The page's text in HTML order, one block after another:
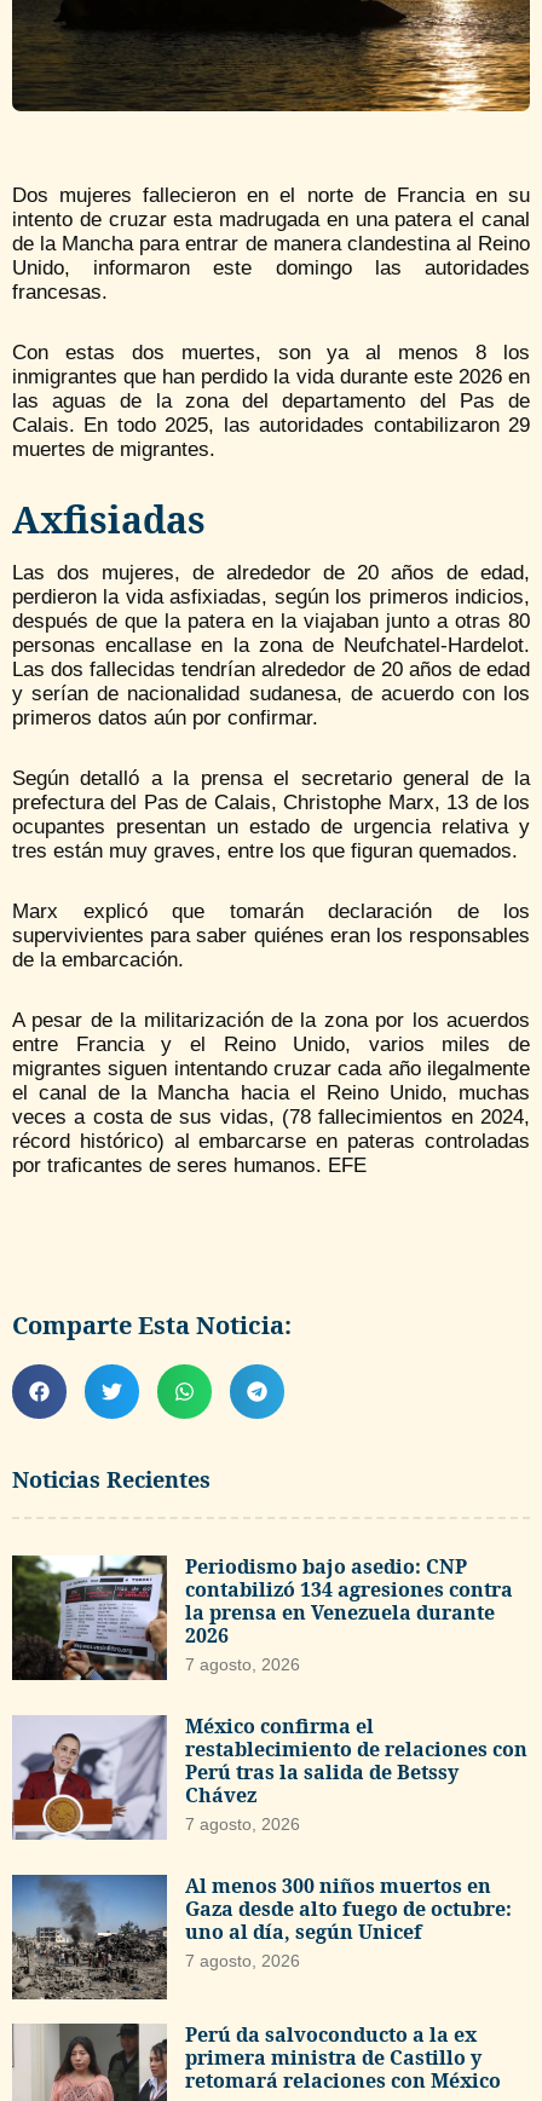
Noticias Recientes
Periodismo bajo asedio: CNP
contabilizó 134 agresiones contra
la prensa en Venezuela durante
2026
7 agosto, 2026
México confirma el
restablecimiento de relaciones con
Perú tras la salida de Betssy
Chávez
7 agosto, 2026
Al menos 300 niños muertos en
Gaza desde alto fuego de octubre:
uno al día, según Unicef
7 agosto, 2026
Perú da salvoconducto a la ex
primera ministra de Castillo y
retomará relaciones con México
Dos mujeres fallecieron en el norte de Francia en su
intento de cruzar esta madrugada en una patera el canal
de la Mancha para entrar de manera clandestina al Reino
Unido, informaron este domingo las autoridades
francesas.
Con estas dos muertes, son ya al menos 8 los
inmigrantes que han perdido la vida durante este 2026 en
las aguas de la zona del departamento del Pas de
Calais. En todo 2025, las autoridades contabilizaron 29
muertes de migrantes.
Axfisiadas
Las dos mujeres, de alrededor de 20 años de edad,
perdieron la vida asfixiadas, según los primeros indicios,
después de que la patera en la viajaban junto a otras 80
personas encallase en la zona de Neufchatel-Hardelot.
Las dos fallecidas tendrían alrededor de 20 años de edad
y serían de nacionalidad sudanesa, de acuerdo con los
primeros datos aún por confirmar.
Según detalló a la prensa el secretario general de la
prefectura del Pas de Calais, Christophe Marx, 13 de los
ocupantes presentan un estado de urgencia relativa y
tres están muy graves, entre los que figuran quemados.
Marx explicó que tomarán declaración de los
supervivientes para saber quiénes eran los responsables
de la embarcación.
A pesar de la militarización de la zona por los acuerdos
entre Francia y el Reino Unido, varios miles de
migrantes siguen intentando cruzar cada año ilegalmente
el canal de la Mancha hacia el Reino Unido, muchas
veces a costa de sus vidas, (78 fallecimientos en 2024,
récord histórico) al embarcarse en pateras controladas
por traficantes de seres humanos. EFE
Comparte Esta Noticia: